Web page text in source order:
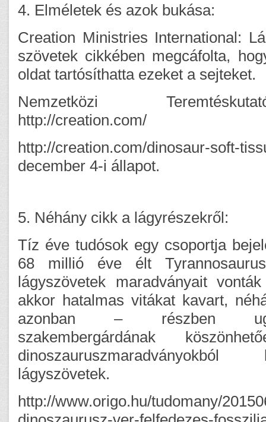
4. Elméletek és azok bukása:
Creation Ministries International:
szövetek cikkében megcáfolta,
oldat tartósíthatta ezeket a sejteket.
Nemzetközi
http://creation.com/
http://creation.com/dinosaur-
december 4-i állapot.
5. Néhány cikk a lágyrészekről:
Tíz éve tudósok egy csoportja
68 millió éve élt
lágyszövetek maradványait
akkor hatalmas vitákat kavart,
azonban – részben
szakembergárdának
lágyszövetek.
http://www.origo.hu/tudomany/